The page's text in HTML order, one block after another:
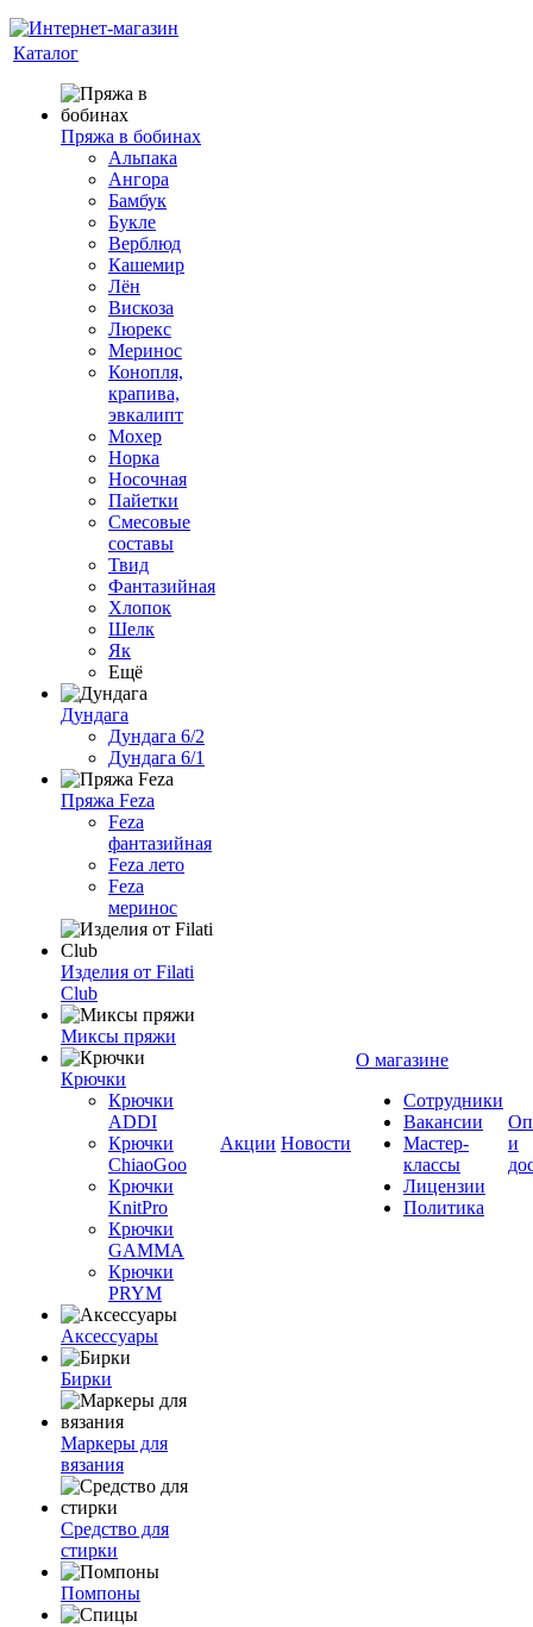
Каталог
Пряжа в бобинах
Альпака
Ангора
Бамбук
Букле
Верблюд
Кашемир
Лён
Вискоза
Люрекс
Меринос
Конопля,
крапива,
эвкалипт
Мохер
Норка
Носочная
Пайетки
Смесовые
составы
Твид
Фантазийная
Хлопок
Шелк
Як
Ещё
Дундага
Дундага 6/2
Дундага 6/1
Пряжа Feza
Feza
фантазийная
Feza лето
Feza
меринос
Изделия от Filati
Club
Миксы пряжи
Крючки
Крючки
ADDI
Крючки
ChiaoGoo
Крючки
KnitPro
Крючки
GAMMA
Крючки
PRYM
Аксессуары
Бирки
Маркеры для
вязания
Средство для
стирки
Помпоны
Акции Новости
О магазине
Сотрудники
Вакансии
Мастер-
классы
Лицензии
Политика
и